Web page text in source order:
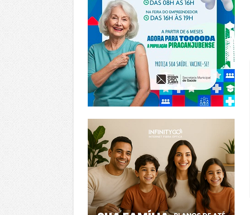
https://www.infinitygo.com.br/